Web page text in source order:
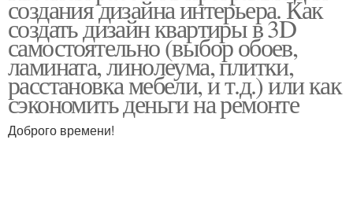
создания дизайна интерьера. Как
создать дизайн квартиры в 3D
самостоятельно (выбор обоев,
ламината, линолеума, плитки,
расстановка мебели, и т.д.) или как
сэкономить деньги на ремонте
Доброго времени!